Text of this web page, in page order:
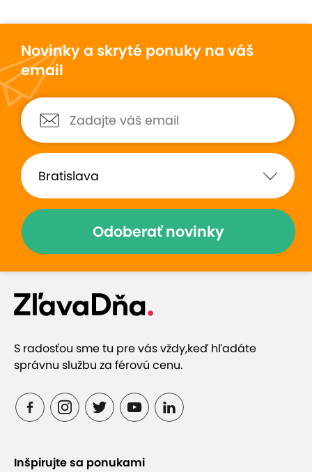
Novinky a skryté ponuky na váš
email
Odoberať novinky
S radosťou sme tu pre vás vždy,keď hľadáte
správnu službu za férovú cenu.
Inšpirujte sa ponukami